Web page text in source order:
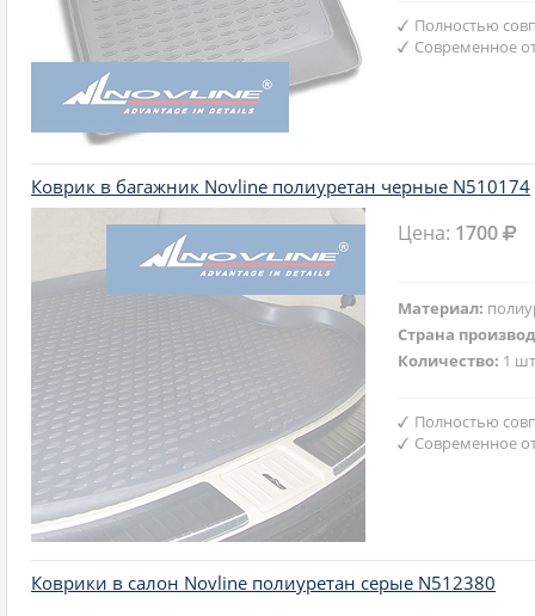
Полностью
Современное
Коврик в багажник Novline полиуретан черные N510174
Цена: 1700
Материал:
Страна
Количество: 1
Полностью
Современное
Коврики в салон Novline полиуретан серые N512380